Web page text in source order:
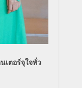
เตอร์จุใจทั่ว